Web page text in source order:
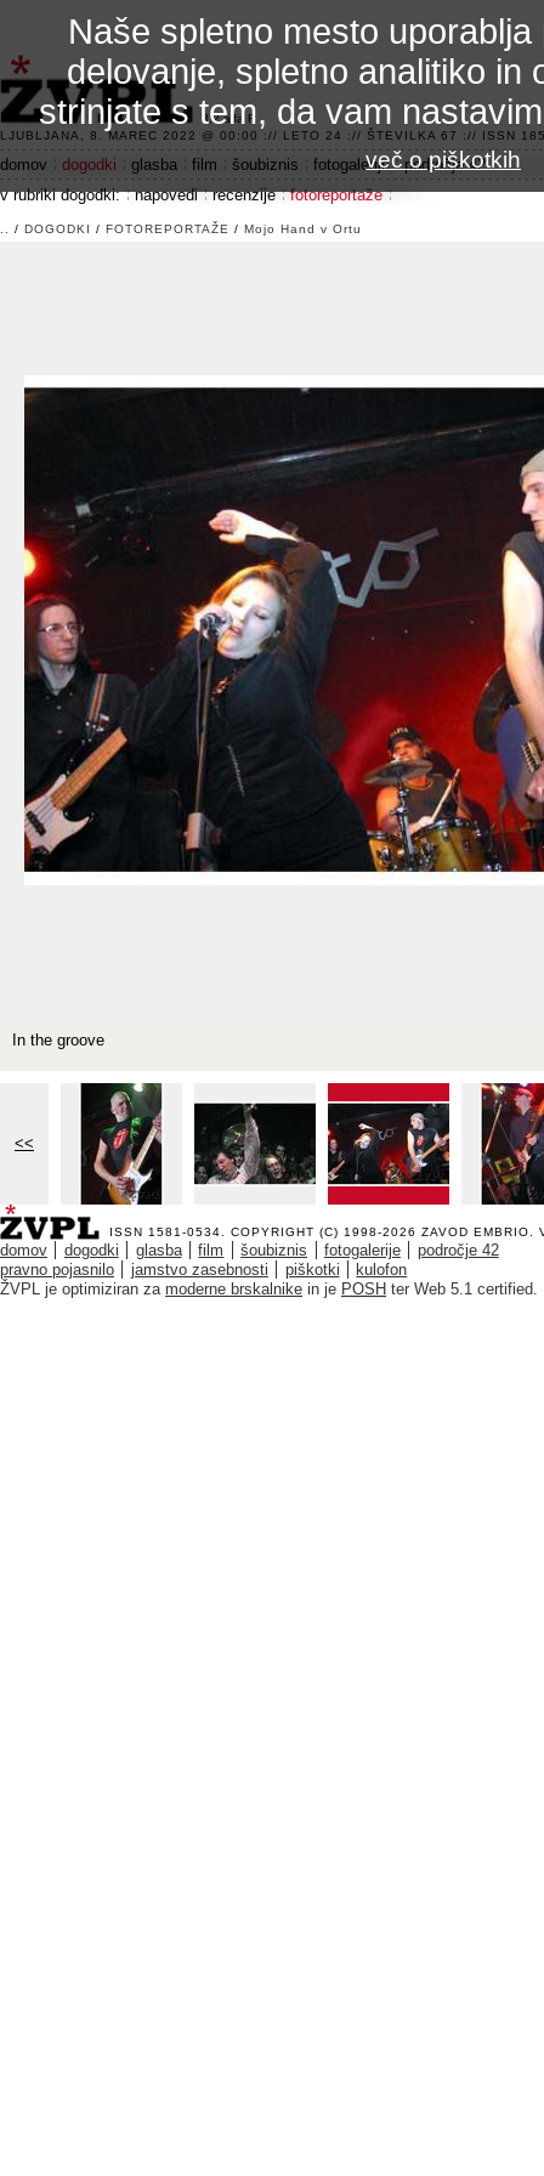
3.2 alfa R
LJUBLJANA, 8. MAREC 2022 @ 00:00 :// LETO 24 :// ŠTEVILKA 67 :// ISSN
domov dogodki glasba film šoubiznis fotogalerije
področje 42
v rubriki dogodki:
napovedi recenzije fotoreportaže
/ DOGODKI / FOTOREPORTAŽE / Mojo Hand v Ortu
In the groove
<<
ISSN 1581-0534. COPYRIGHT (C) 1998-2026 ZAVOD EMBRIO .
domov dogodki glasba film šoubiznis fotogalerije
področje 42
pravno pojasnilo
jamstvo zasebnosti piškotki
kulofon
ŽVPL je optimiziran za moderne brskalnike in je POSH ter Web 5.1 certified.
Naše spletno mesto
delovanje, spletno analitiko in
strinjate s tem, da vam
več o piškotkih